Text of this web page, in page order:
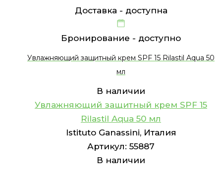
Доставка - доступна
Бронирование - доступно
Увлажняющий защитный крем SPF 15 Rilastil Aqua 50
мл
В наличии
Увлажняющий защитный крем SPF 15
Rilastil Aqua 50 мл
Istituto Ganassini, Италия
Артикул: 55887
В наличии